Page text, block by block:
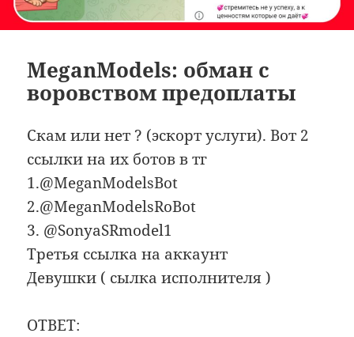
MeganModels: обман с
воровством предоплаты
Скам или нет ? (эскорт услуги). Вот 2
ссылки на их ботов в тг
1.@MeganModelsBot
2.@MeganModelsRoBot
3. @SonyaSRmodel1
Третья ссылка на аккаунт
Девушки ( сылка исполнителя )
ОТВЕТ: